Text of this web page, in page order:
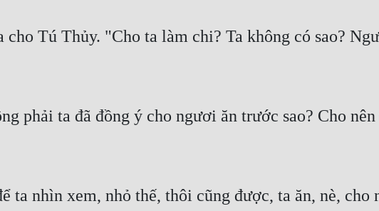
Tú Thủy. "Cho ta làm chi? Ta không có sao?
phải ta đã đồng ý cho ngươi ăn trước sao? Cho
ta nhìn xem, nhỏ thế, thôi cũng được, ta ăn, nè, cho